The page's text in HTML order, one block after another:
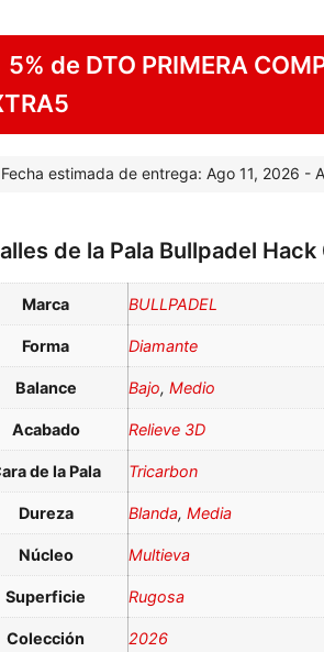
5% de DTO PRIMERA
Fecha estimada de entrega: Ago 11, 2026 -
de la Pala Bullpadel
Marca BULLPADEL
Forma Diamante
Balance Bajo,Medio
Acabado Relieve 3D
de la Pala Tricarbon
Dureza Blanda,Media
Núcleo Multieva
Superficie Rugosa
Colección 2026